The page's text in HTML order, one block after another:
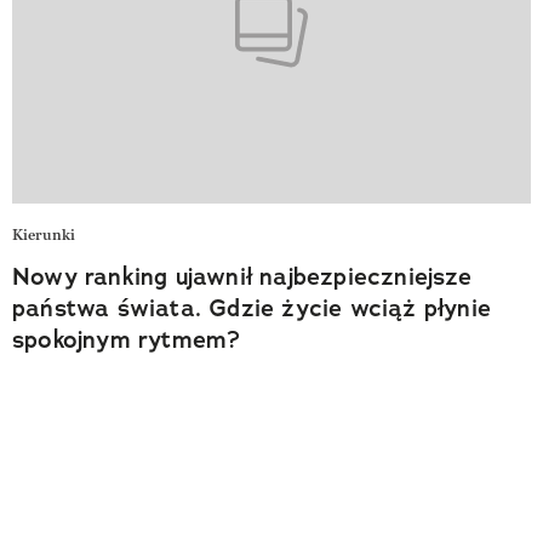
Kierunki
Nowy ranking ujawnił najbezpieczniejsze
państwa świata. Gdzie życie wciąż płynie
spokojnym rytmem?